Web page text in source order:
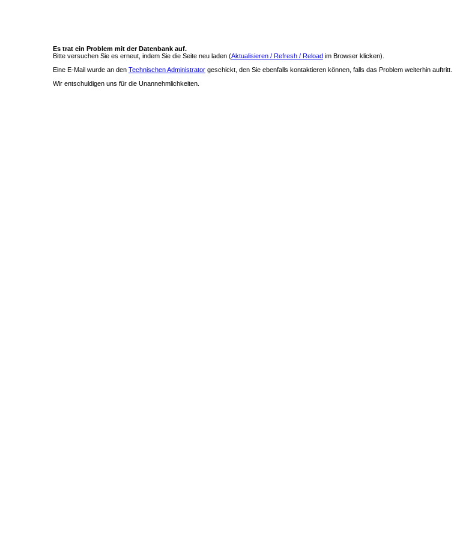
Es trat ein Problem mit der Datenbank auf.
Bitte versuchen Sie es erneut, indem Sie die Seite neu laden (Aktualisieren / Refresh / Reload im Browser klicken).
Eine E-Mail wurde an den Technischen Administrator geschickt, den Sie ebenfalls kontaktieren können, falls das Problem weiterhin auftritt.
Wir entschuldigen uns für die Unannehmlichkeiten.